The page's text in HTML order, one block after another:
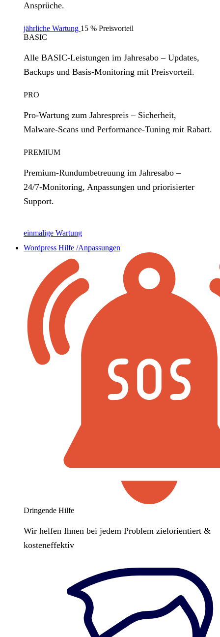
Ansprüche.
jährliche Wartung 15 % Preisvorteil
BASIC
Alle BASIC‑Leistungen im Jahresabo – Updates,
Backups und Basis‑Monitoring mit Preisvorteil.
PRO
Pro‑Wartung zum Jahrespreis – Sicherheit,
Malware‑Scans und Performance‑Tuning mit Rabatt.
PREMIUM
Premium‑Rundumbetreuung im Jahresabo –
24/7‑Monitoring, Anpassungen und priorisierter
Support.
einmalige Wartung
Wordpress Hilfe /Anpassungen
Dringende Hilfe
Wir helfen Ihnen bei jedem Problem zielorientiert &
kosteneffektiv